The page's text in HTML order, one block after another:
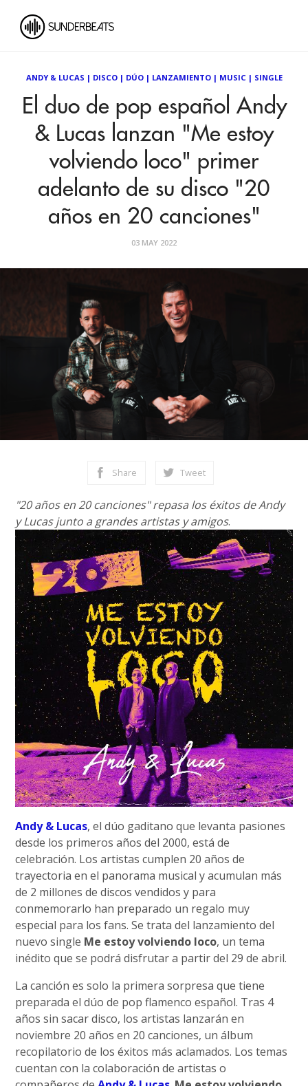
ANDY & LUCAS | DISCO| DÚO| LANZAMIENTO| MUSIC| SINGLE
El duo de pop español Andy
& Lucas lanzan "Me estoy
volviendo loco" primer
adelanto de su disco "20
años en 20 canciones"
03 MAY 2022
Share Tweet
"20 años en 20 canciones" repasa los éxitos de Andy
y Lucas junto a grandes artistas y amigos.
Andy & Lucas, el dúo gaditano que levanta pasiones
desde los primeros años del 2000, está de
celebración. Los artistas cumplen 20 años de
trayectoria en el panorama musical y acumulan más
de 2 millones de discos vendidos y para
conmemorarlo han preparado un regalo muy
especial para los fans. Se trata del lanzamiento del
nuevo single Me estoy volviendo loco, un tema
inédito que se podrá disfrutar a partir del 29 de abril.
La canción es solo la primera sorpresa que tiene
preparada el dúo de pop flamenco español. Tras 4
años sin sacar disco, los artistas lanzarán en
noviembre 20 años en 20 canciones, un álbum
recopilatorio de los éxitos más aclamados. Los temas
cuentan con la colaboración de artistas o